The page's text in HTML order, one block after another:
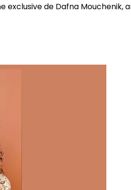
exclusive de Dafna